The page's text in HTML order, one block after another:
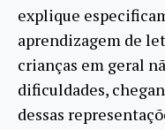
explique
aprendizagem de
crianças em geral
dificuldades,
dessas